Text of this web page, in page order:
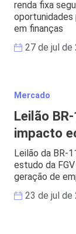
renda fixa
em finanças
27 de jul de
Mercado
Leilão
impacto
Leilão da BR-
estudo da
geração de
23 de jul de